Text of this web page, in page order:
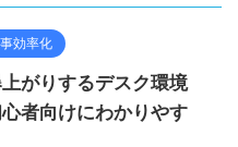
効率化
がりするデスク環境
者向けにわかりやす